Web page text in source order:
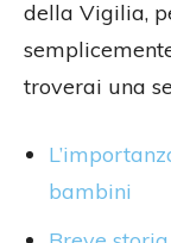
della Vigilia,
troverai una
bambini